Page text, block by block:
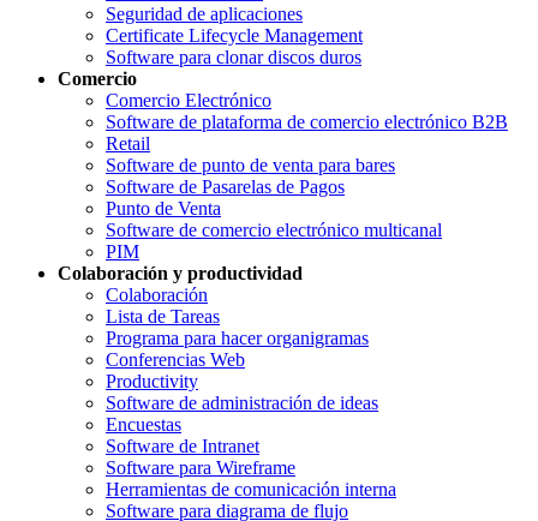
Seguridad de aplicaciones
Certificate Lifecycle Management
Software para clonar discos duros
Comercio
Comercio Electrónico
Software de plataforma de comercio electrónico B2B
Retail
Software de punto de venta para bares
Software de Pasarelas de Pagos
Punto de Venta
Software de comercio electrónico multicanal
PIM
Colaboración y productividad
Colaboración
Lista de Tareas
Programa para hacer organigramas
Conferencias Web
Productivity
Software de administración de ideas
Encuestas
Software de Intranet
Software para Wireframe
Herramientas de comunicación interna
Software para diagrama de flujo